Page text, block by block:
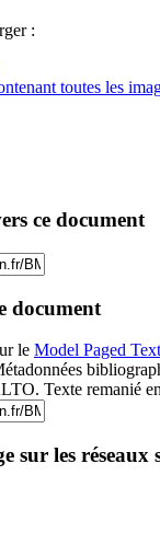
:
toutes les
ce document
document
le Model Paged
Texte remanié
sur les réseaux